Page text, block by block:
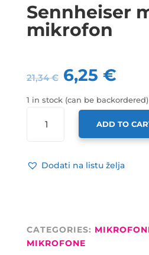
Sennheiser
mikrofon
21,34€ 6,25 €
1 in stock (can be backordered)
MREŽICA
QUANTITY
ADD TO
Dodati na listu želja
CATEGORIES:
MIKROFONE